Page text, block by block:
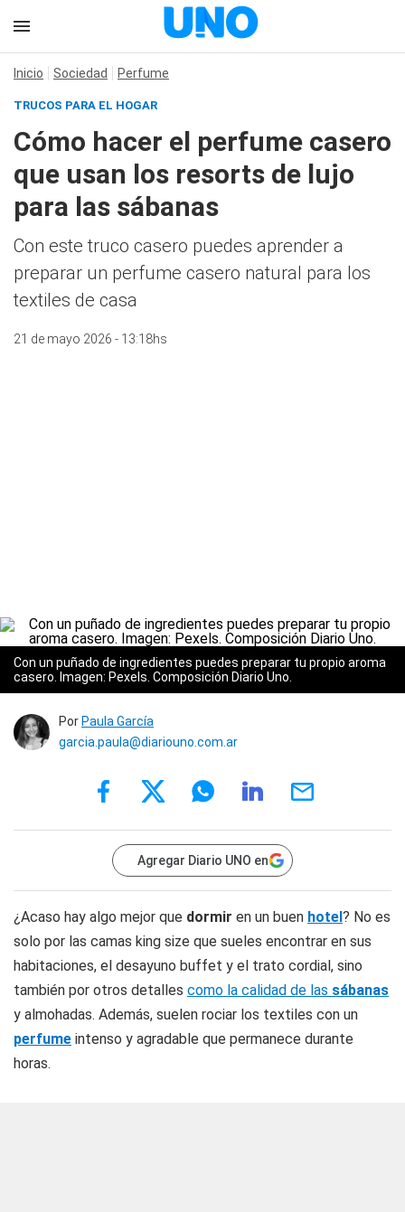
Inicio Sociedad Perfume
TRUCOS PARA EL HOGAR
Cómo hacer el perfume casero
que usan los resorts de lujo
para las sábanas
Con este truco casero puedes aprender a
preparar un perfume casero natural para los
textiles de casa
21 de mayo 2026 - 13:18hs
Con un puñado de ingredientes puedes preparar tu propio aroma
casero. Imagen: Pexels. Composición Diario Uno.
Por Paula García
garcia.paula@diariouno.com.ar
Agregar Diario UNO en
¿Acaso hay algo mejor que dormir en un buen hotel? No es
solo por las camas king size que sueles encontrar en sus
habitaciones, el desayuno buffet y el trato cordial, sino
también por otros detalles como la calidad de las sábanas
y almohadas. Además, suelen rociar los textiles con un
perfume intenso y agradable que permanece durante
horas.